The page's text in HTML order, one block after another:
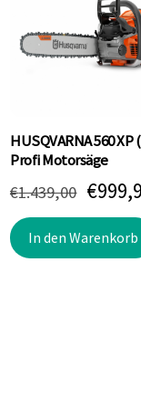
HUSQVARNA 560 XP
Profi Motorsäge
€1.439,00
Preis
war:
€
In den Warenkorb